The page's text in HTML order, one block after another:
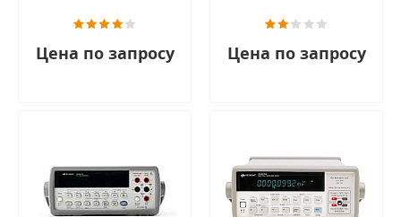
Цена по запросу Цена по запросу